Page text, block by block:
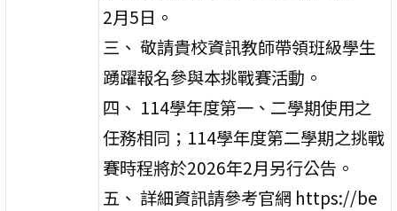
2月5日。
三、 敬請貴校資訊教師帶領班級學生
踴躍報名參與本挑戰賽活動。
四、 114學年度第一、二學期使用之
任務相同；114學年度第二學期之挑戰
賽時程將於2026年2月另行公告。
五、 詳細資訊請參考官網 https://be